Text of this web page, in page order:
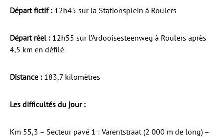
Départ fictif : 12h45 sur la Stationsplein à Roulers
Départ réel : 12h55 sur l’Ardooisesteenweg à Roulers après
4,5 km en défilé
Distance : 183,7 kilomètres
Les difficultés du jour :
Km 55,3 – Secteur pavé 1 : Varentstraat (2 000 m de long) –